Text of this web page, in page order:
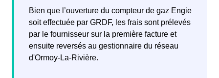
Lorsque le gaz n’a pas été coupé dans le logement, la
venue d’un technicien n’est pas nécessaire. Cependant,
il faut être réactif pour prévenir le plus tôt possible son
fournisseur de son arrivée dans le logement et ainsi
éviter une coupure de gaz
Bien que l’ouverture du compteur de gaz Engie
soit effectuée par GRDF, les frais sont prélevés
par le fournisseur sur la première facture et
ensuite reversés au gestionnaire du réseau
d'Ormoy-La-Rivière.